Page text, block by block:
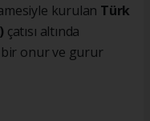
kurulan Türk
çatısı altında
onur ve gurur